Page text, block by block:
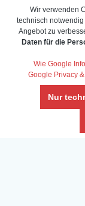
Wir verwenden
technisch
Angebot zu
Daten für die
Wie Google
Google Privacy
Nur